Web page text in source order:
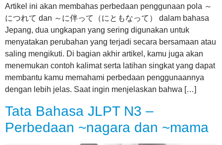
Artikel ini akan membahas perbedaan penggunaan pola ～
につれて dan ～に伴って（にともなって） dalam bahasa
Jepang, dua ungkapan yang sering digunakan untuk
menyatakan perubahan yang terjadi secara bersamaan atau
saling mengikuti. Di bagian akhir artikel, kamu juga akan
menemukan contoh kalimat serta latihan singkat yang dapat
membantu kamu memahami perbedaan penggunaannya
dengan lebih jelas. Saat ingin menjelaskan bahwa […]
Tata Bahasa JLPT N3 –
Perbedaan ~nagara dan ~mama